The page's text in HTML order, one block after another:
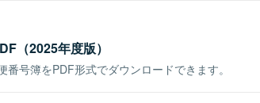
（2025年度版）
番号簿をPDF形式でダウンロードできます。